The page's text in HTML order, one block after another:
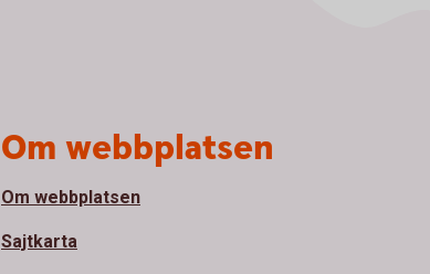
Om webbplatsen
Om webbplatsen
Sajtkarta